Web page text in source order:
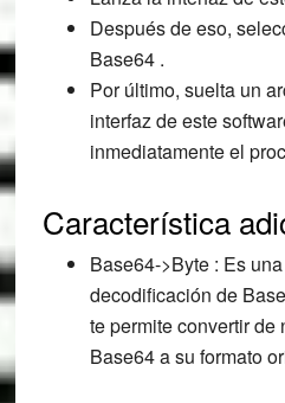
Después de eso,
Base64 .
Por último, suelta un
interfaz de este
inmediatamente el
Característica
Base64->Byte : Es
decodificación de
te permite convertir de
Base64 a su formato